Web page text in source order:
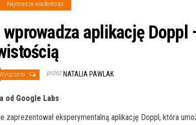
Najnowsze wiadomości
wprowadza aplikację
Wyłączono przez NATALIA PAWLAK
od Google Labs
zaprezentował eksperymentalną aplikację Doppl, która